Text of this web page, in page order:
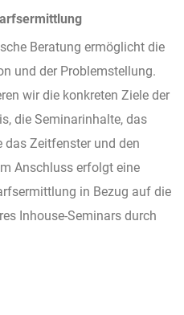
Beratung ermöglicht die
und der Problemstellung.
wir die konkreten Ziele der
die Seminarinhalte, das
das Zeitfenster und den
Anschluss erfolgt eine
in Bezug auf die
Inhouse-Seminars durch